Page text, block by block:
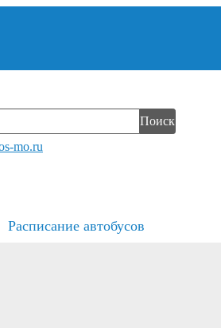
Поиск
mo.ru
Расписание автобусов